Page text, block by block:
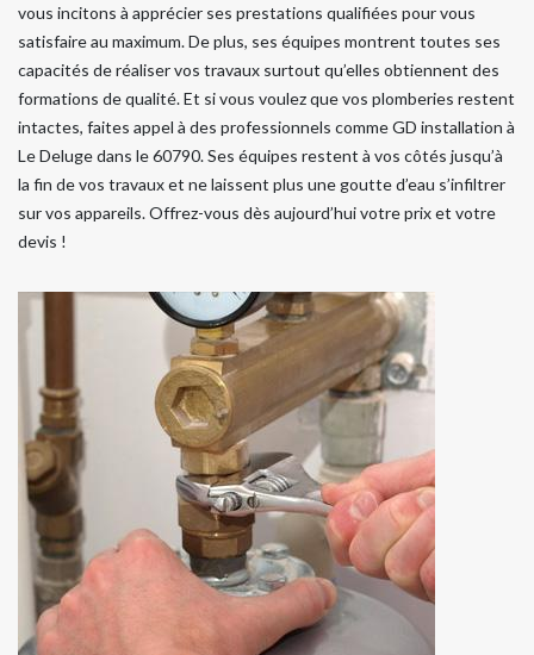
vous incitons à apprécier ses prestations qualifiées pour vous
satisfaire au maximum. De plus, ses équipes montrent toutes ses
capacités de réaliser vos travaux surtout qu’elles obtiennent des
formations de qualité. Et si vous voulez que vos plomberies restent
intactes, faites appel à des professionnels comme GD installation à
Le Deluge dans le 60790. Ses équipes restent à vos côtés jusqu’à
la fin de vos travaux et ne laissent plus une goutte d’eau s’infiltrer
sur vos appareils. Offrez-vous dès aujourd’hui votre prix et votre
devis !